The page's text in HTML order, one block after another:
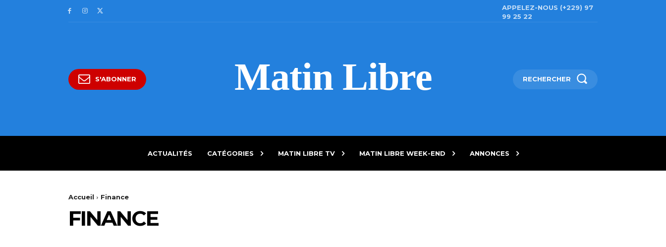
APPELEZ-NOUS (+229) 97
99 25 22
S'ABONNER Matin Libre RECHERCHER
ACTUALITÉS CATÉGORIES MATIN LIBRE TV MATIN LIBRE WEEK-END ANNONCES
Accueil Finance
FINANCE